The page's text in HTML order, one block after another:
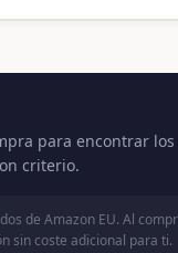
para encontrar
criterio.
de Amazon EU. Al
sin coste adicional para ti.